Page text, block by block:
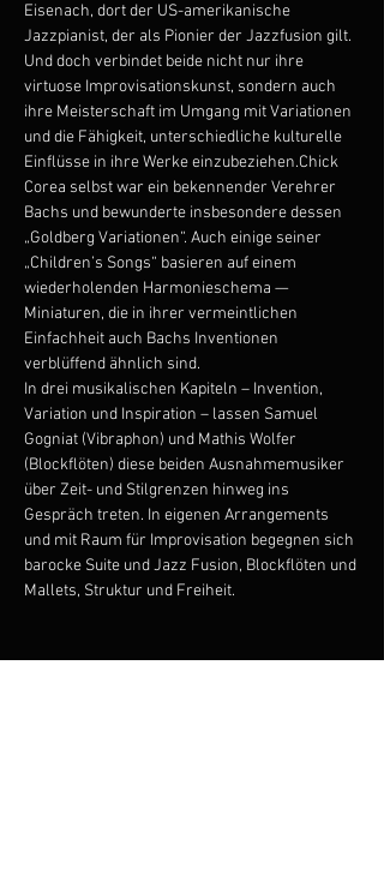
Eisenach, dort der US-amerikanische
Jazzpianist, der als Pionier der Jazzfusion gilt.
Und doch verbindet beide nicht nur ihre
virtuose Improvisationskunst, sondern auch
ihre Meisterschaft im Umgang mit Variationen
und die Fähigkeit, unterschiedliche kulturelle
Einflüsse in ihre Werke einzubeziehen.Chick
Corea selbst war ein bekennender Verehrer
Bachs und bewunderte insbesondere dessen
„Goldberg Variationen“. Auch einige seiner
„Children’s Songs“ basieren auf einem
wiederholenden Harmonieschema —
Miniaturen, die in ihrer vermeintlichen
Einfachheit auch Bachs Inventionen
verblüffend ähnlich sind.
In drei musikalischen Kapiteln – Invention,
Variation und Inspiration – lassen Samuel
Gogniat (Vibraphon) und Mathis Wolfer
(Blockflöten) diese beiden Ausnahmemusiker
über Zeit- und Stilgrenzen hinweg ins
Gespräch treten. In eigenen Arrangements
und mit Raum für Improvisation begegnen sich
barocke Suite und Jazz Fusion, Blockflöten und
Mallets, Struktur und Freiheit.